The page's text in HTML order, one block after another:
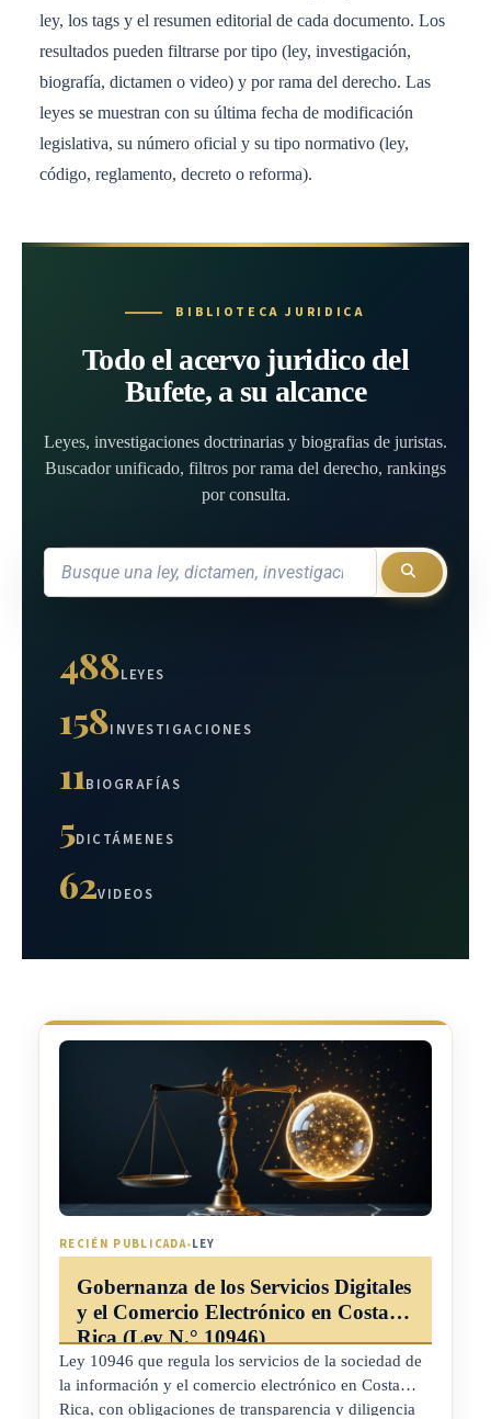
ley, los tags y el resumen editorial de cada documento. Los
resultados pueden filtrarse por tipo (ley, investigación,
biografía, dictamen o video) y por rama del derecho. Las
leyes se muestran con su última fecha de modificación
legislativa, su número oficial y su tipo normativo (ley,
código, reglamento, decreto o reforma).
BIBLIOTECA JURIDICA
Todo el acervo juridico del
Bufete, a su alcance
Leyes, investigaciones doctrinarias y biografias de juristas.
Buscador unificado, filtros por rama del derecho, rankings
por consulta.
488LEYES
158INVESTIGACIONES
11BIOGRAFÍAS
5DICTÁMENES
62VIDEOS
RECIÉN PUBLICADA•LEY
Gobernanza de los Servicios Digitales
y el Comercio Electrónico en Costa
Rica (Ley N.° 10946)
Ley 10946 que regula los servicios de la sociedad de
la información y el comercio electrónico en Costa
Rica, con obligaciones de transparencia y diligencia